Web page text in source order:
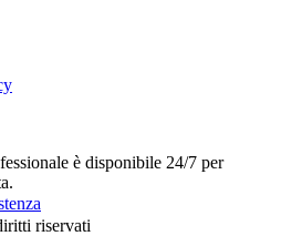
è disponibile 24/7 per
riservati